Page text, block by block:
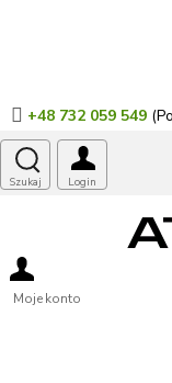
+48 732 059 549
Moje konto